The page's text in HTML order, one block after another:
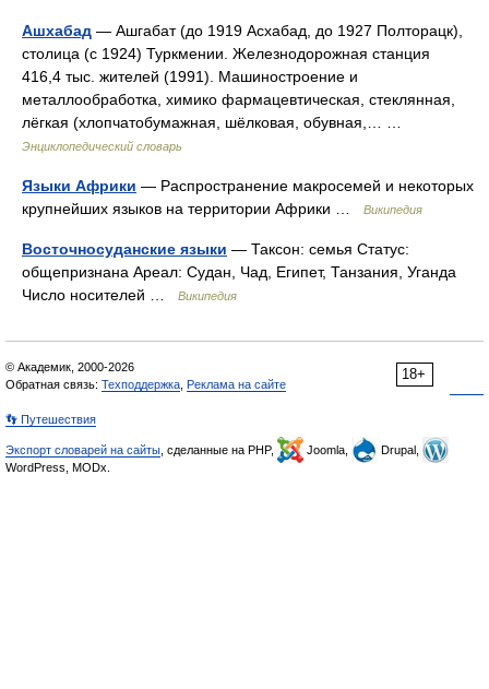
Ашхабад — Ашгабат (до 1919 Асхабад, до 1927 Полторацк),
столица (с 1924) Туркмении. Железнодорожная станция
416,4 тыс. жителей (1991). Машиностроение и
металлообработка, химико фармацевтическая, стеклянная,
лёгкая (хлопчатобумажная, шёлковая, обувная,… …
Энциклопедический словарь
Языки Африки — Распространение макросемей и некоторых
крупнейших языков на территории Африки …
Википедия
Восточносуданские языки — Таксон: семья Статус:
общепризнана Ареал: Судан, Чад, Египет, Танзания, Уганда
Число носителей …
Википедия
18+
© Академик, 2000-2026
Обратная связь: Техподдержка Реклама на сайте
👣 Путешествия
Экспорт словарей на сайты , сделанные на PHP, Joomla,
Drupal,
WordPress, MODx.